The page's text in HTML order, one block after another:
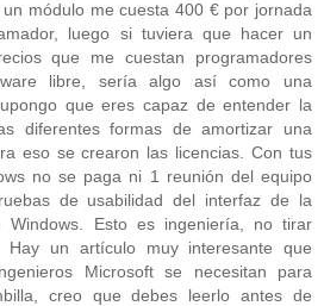
módulo me cuesta 400 € por jornada
luego si tuviera que hacer un
que me cuestan programadores
libre, sería algo así como una
que eres capaz de entender la
diferentes formas de amortizar una
eso se crearon las licencias. Con tus
no se paga ni 1 reunión del equipo
de usabilidad del interfaz de la
Esto es ingeniería, no tirar
Hay un artículo muy interesante que
Microsoft se necesitan para
creo que debes leerlo antes de